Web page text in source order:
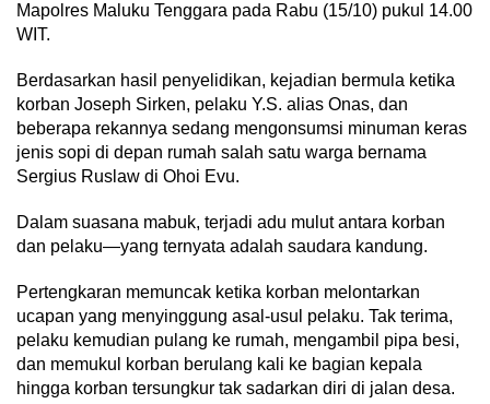
Mapolres Maluku Tenggara pada Rabu (15/10) pukul 14.00
WIT.
Berdasarkan hasil penyelidikan, kejadian bermula ketika
korban Joseph Sirken, pelaku Y.S. alias Onas, dan
beberapa rekannya sedang mengonsumsi minuman keras
jenis sopi di depan rumah salah satu warga bernama
Sergius Ruslaw di Ohoi Evu.
Dalam suasana mabuk, terjadi adu mulut antara korban
dan pelaku—yang ternyata adalah saudara kandung.
Pertengkaran memuncak ketika korban melontarkan
ucapan yang menyinggung asal-usul pelaku. Tak terima,
pelaku kemudian pulang ke rumah, mengambil pipa besi,
dan memukul korban berulang kali ke bagian kepala
hingga korban tersungkur tak sadarkan diri di jalan desa.